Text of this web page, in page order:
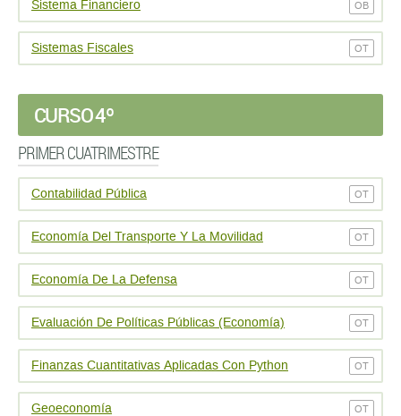
Sistema Financiero OB
Sistemas Fiscales OT
CURSO 4º
PRIMER CUATRIMESTRE
Contabilidad Pública OT
Economía Del Transporte Y La Movilidad OT
Economí­a De La Defensa OT
Evaluación De Políticas Públicas (Economía) OT
Finanzas Cuantitativas Aplicadas Con Python OT
Geoeconomí­a OT